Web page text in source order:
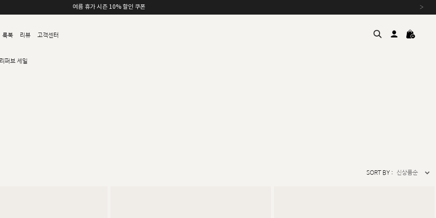
여름 휴가 시즌 10% 할인 쿠폰 ›
룩북 리뷰 고객센터
추석 연휴 최대 10% 할인 쿠
리퍼브 세일
SORT BY :